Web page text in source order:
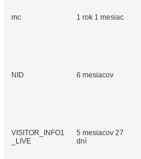
mc 1 rok 1 mesiac
NID 6 mesiacov
VISITOR_INFO1
_LIVE
5 mesiacov 27
dní